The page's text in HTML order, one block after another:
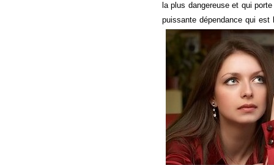
la plus dangereuse et qui
puissante dépendance qui